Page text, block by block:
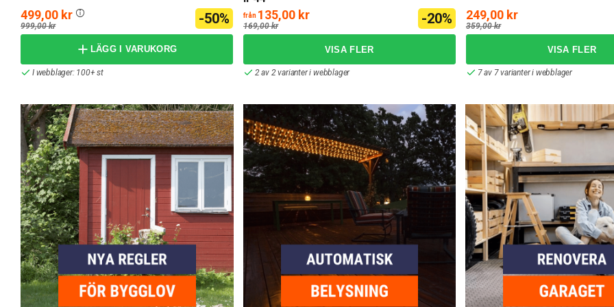
499,00 kr
999,00 kr -50%
LÄGG I VARUKORG
I webblager: 100+ st
från 135,00 kr
169,00 kr -20%
2 av 2 varianter i webblager
249,00 kr
359,00 kr
7 av 7 varianter i webblager